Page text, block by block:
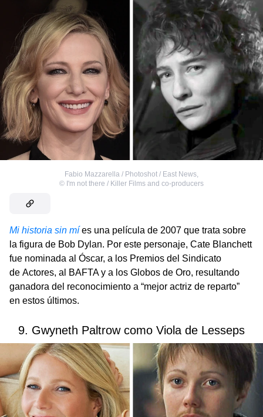
Fabio Mazzarella / Photoshot / East News,
© I'm not there / Killer Films and co-producers
Mi historia sin mí es una película de 2007 que trata sobre
la figura de Bob Dylan. Por este personaje, Cate Blanchett
fue nominada al Óscar, a los Premios del Sindicato
de Actores, al BAFTA y a los Globos de Oro, resultando
ganadora del reconocimiento a “mejor actriz de reparto”
en estos últimos.
9. Gwyneth Paltrow como Viola de Lesseps